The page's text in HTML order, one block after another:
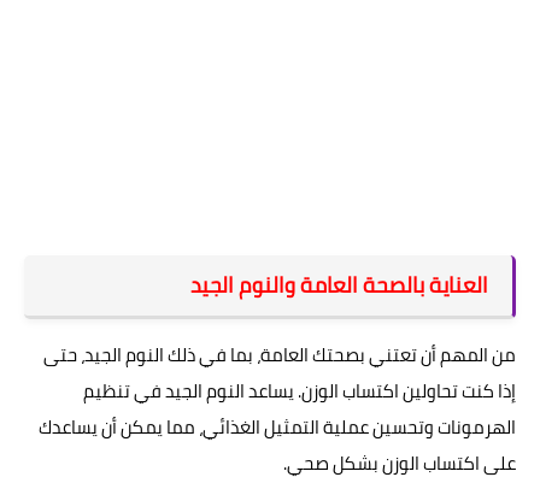
العناية بالصحة العامة والنوم الجيد
من المهم أن تعتني بصحتك العامة، بما في ذلك النوم الجيد، حتى
إذا كنت تحاولين اكتساب الوزن. يساعد النوم الجيد في تنظيم
الهرمونات وتحسين عملية التمثيل الغذائي، مما يمكن أن يساعدك
على اكتساب الوزن بشكل صحي.